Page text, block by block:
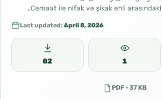
Cemaat ile nifak ve şikak ehli
Last updated:April 8, 2026
82 1
PDF · 37 KB